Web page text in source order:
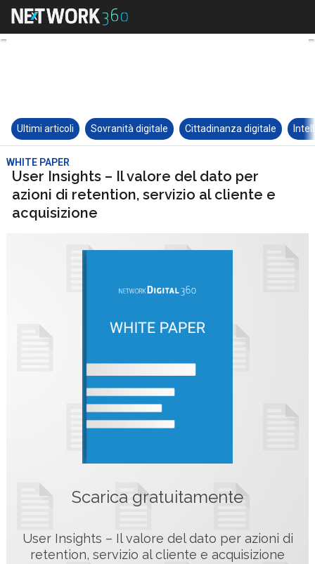
Ultimi articoli Sovranità digitale Cittadinanza digitale
WHITE PAPER
User Insights – Il valore del dato per
azioni di retention, servizio al cliente e
acquisizione
Scarica gratuitamente
User Insights – Il valore del dato per azioni di
retention, servizio al cliente e acquisizione